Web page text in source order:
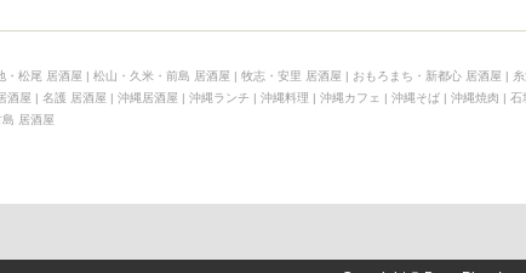
・松尾 居酒屋 | 松山・久米・前島 居酒屋 | 牧志・安里 居酒屋 | おもろまち・新都心 居酒屋 |
酒屋 | 名護 居酒屋 | 沖縄居酒屋 | 沖縄ランチ | 沖縄料理 | 沖縄カフェ | 沖縄そば | 沖縄焼肉 | 石
島 居酒屋